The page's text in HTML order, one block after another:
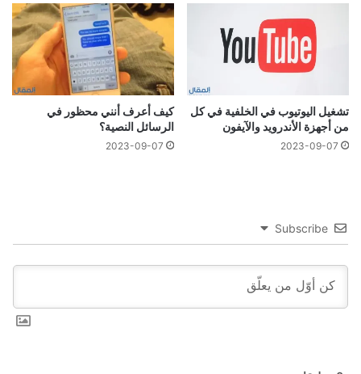
تشغيل اليوتيوب في الخلفية في كل
من أجهزة الأندرويد والآيفون
2023-09-07
كيف أعرف أنني محظور في
الرسائل النصية؟
2023-09-07
Subscribe